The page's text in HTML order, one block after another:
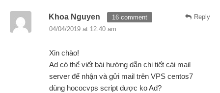
Reply
Khoa Nguyen
16 comment
04/04/2019 at 12:40 am
Xin chào!
Ad có thể viết bài hướng dẫn chi tiết cài mail
server để nhận và gửi mail trên VPS centos7
dùng hococvps script được ko Ad?